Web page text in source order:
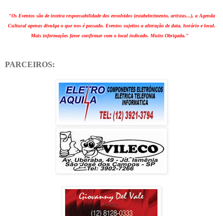
"Os Eventos são de inteira responsabilidade dos envolvidos (estabelecimento, artistas...), a Agenda
Cultural apenas divulga o que nos é passado. Eventos sujeitos a alteração de data, horário e local.
Mais informações favor confirmar com o local indicado. Muito Obrigada."
PARCEIROS: